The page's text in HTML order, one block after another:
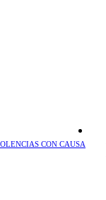
CON CAUSA